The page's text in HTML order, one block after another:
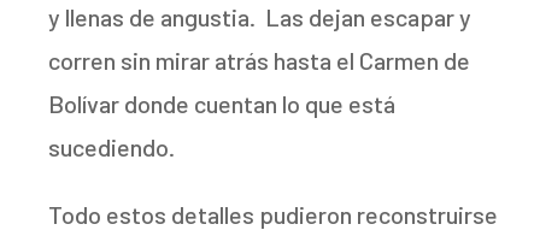
y llenas de angustia. Las dejan escapar y
corren sin mirar atrás hasta el Carmen de
Bolívar donde cuentan lo que está
sucediendo.
Todo estos detalles pudieron reconstruirse